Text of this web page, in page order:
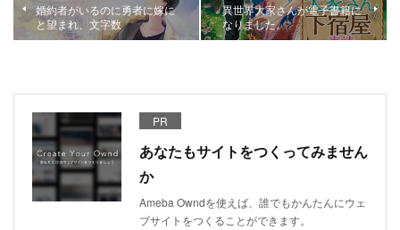
婚約者がいるのに勇者に嫁に
と望まれ、文字数
異世界大家さんが電子書籍に
なりました。
PR
あなたもサイトをつくってみません
か
Ameba Owndを使えば、誰でもかんたんにウェ
ブサイトをつくることができます。